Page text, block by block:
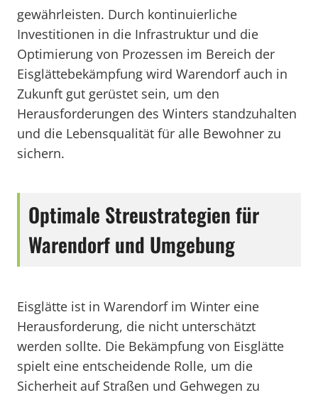
gewährleisten. Durch kontinuierliche
Investitionen in die Infrastruktur und die
Optimierung von Prozessen im Bereich der
Eisglättebekämpfung wird Warendorf auch in
Zukunft gut gerüstet sein, um den
Herausforderungen des Winters standzuhalten
und die Lebensqualität für alle Bewohner zu
sichern.
Optimale Streustrategien für
Warendorf und Umgebung
Eisglätte ist in Warendorf im Winter eine
Herausforderung, die nicht unterschätzt
werden sollte. Die Bekämpfung von Eisglätte
spielt eine entscheidende Rolle, um die
Sicherheit auf Straßen und Gehwegen zu